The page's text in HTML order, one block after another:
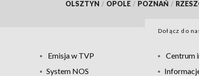
OLSZTYN / OPOLE / POZNAŃ /
Dołącz do
Emisja w TVP Centrum
System NOS